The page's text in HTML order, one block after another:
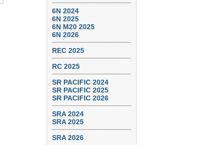
6N 2024
6N 2025
6N M20 2025
6N 2026
REC 2025
RC 2025
SR PACIFIC 2024
SR PACIFIC 2025
SR PACIFIC 2026
SRA 2024
SRA 2025
SRA 2026